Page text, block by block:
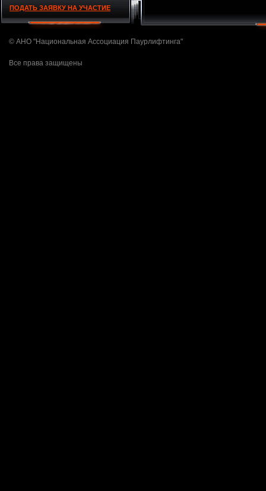
ПОДАТЬ ЗАЯВКУ НА УЧАСТИЕ
© АНО "Национальная Ассоциация Паурлифтинга"
Все права защищены